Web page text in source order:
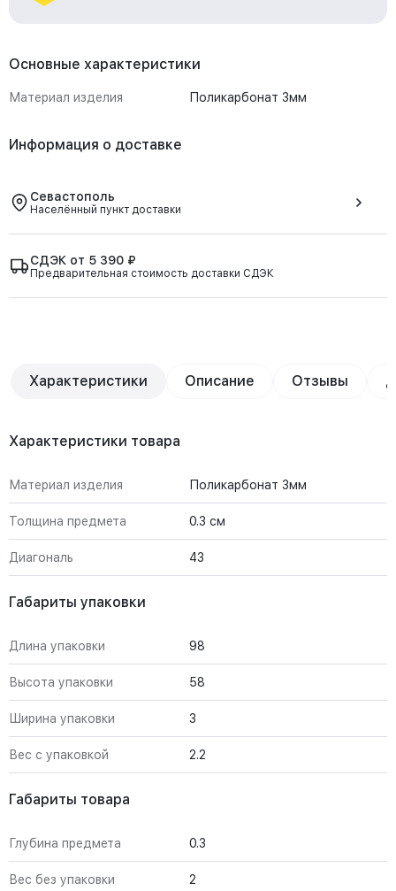
Основные характеристики
Материал изделия Поликарбонат 3мм
Информация о доставке
Севастополь
Населённый пункт доставки
СДЭК от 5 390 ₽
Предварительная стоимость доставки СДЭК
Характеристики Описание Отзывы
Характеристики товара
Материал изделия Поликарбонат 3мм
Толщина предмета 0.3 см
Диагональ 43
Габариты упаковки
Длина упаковки 98
Высота упаковки 58
Ширина упаковки 3
Вес с упаковкой 2.2
Габариты товара
Глубина предмета 0.3
Вес без упаковки 2